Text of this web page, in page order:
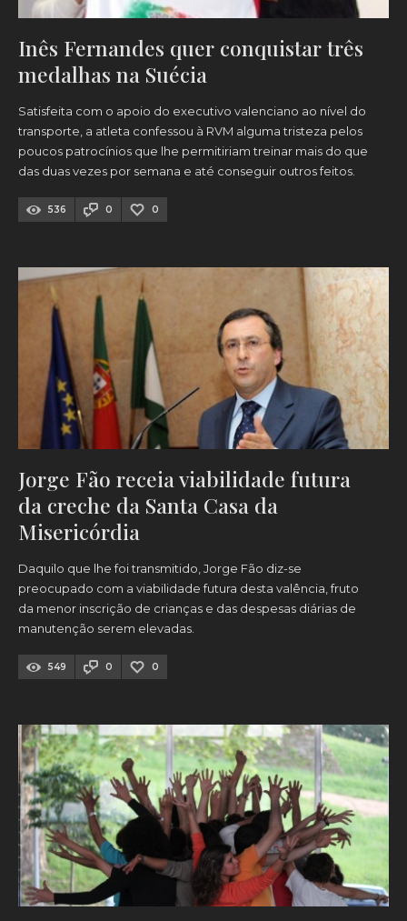
Inês Fernandes quer conquistar três
medalhas na Suécia
Satisfeita com o apoio do executivo valenciano ao nível do
transporte, a atleta confessou à RVM alguma tristeza pelos
poucos patrocínios que lhe permitiriam treinar mais do que
das duas vezes por semana e até conseguir outros feitos.
536 0 0
Jorge Fão receia viabilidade futura
da creche da Santa Casa da
Misericórdia
Daquilo que lhe foi transmitido, Jorge Fão diz-se
preocupado com a viabilidade futura desta valência, fruto
da menor inscrição de crianças e das despesas diárias de
manutenção serem elevadas.
549 0 0